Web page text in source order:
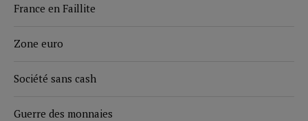
France en Faillite
Zone euro
Société sans cash
Guerre des monnaies